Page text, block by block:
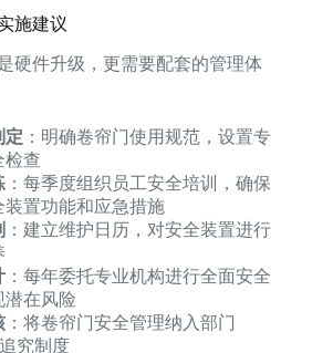
施建议
硬件升级，更需要配套的管理体
定 ：明确卷帘门使用规范，设置专
检查
：每季度组织员工安全培训，确保
装置功能和应急措施
：建立维护日历，对安全装置进行
：每年委托专业机构进行全面安全
潜在风险
：将卷帘门安全管理纳入部门
究制度